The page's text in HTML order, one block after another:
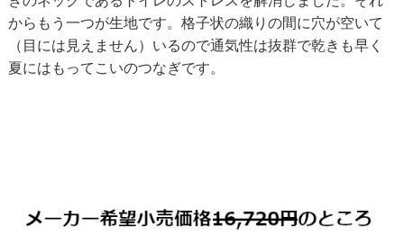
からもう一つが生地です。格子状の織りの間に穴が空いて
（目には見えません）いるので通気性は抜群で乾きも早く
夏にはもってこいのつなぎです。